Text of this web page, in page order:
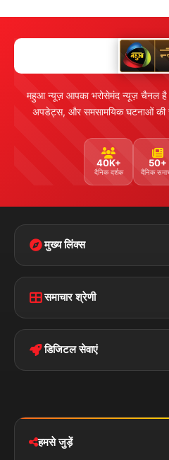
महुआ न्यूज़ आपका भरोसेमंद न्यूज़ चैनल है
अपडेट्स, और समसामयिक घटनाओं की
40K+
दैनिक दर्शक
50+
दैनिक
मुख्य लिंक्स
Disclaimer
Privacy Policy
समाचार श्रेणी
पॉलिटिकल
डिजिटल सेवाएं
हमसे जुड़ें